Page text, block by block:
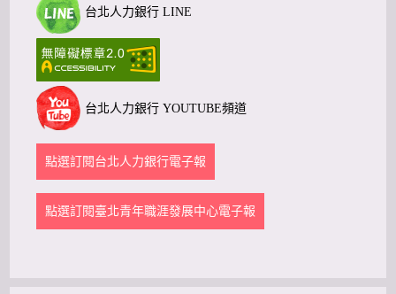
台北人力銀行 LINE
台北人力銀行 YOUTUBE頻道
點選訂閱台北人力銀行電子報
點選訂閱臺北青年職涯發展中心電子報